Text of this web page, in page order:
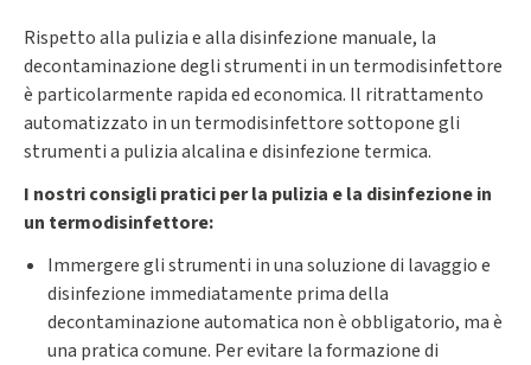
Rispetto alla pulizia e alla disinfezione manuale, la
decontaminazione degli strumenti in un termodisinfettore
è particolarmente rapida ed economica. Il ritrattamento
automatizzato in un termodisinfettore sottopone gli
strumenti a pulizia alcalina e disinfezione termica.
I nostri consigli pratici per la pulizia e la disinfezione in
un termodisinfettore:
Immergere gli strumenti in una soluzione di lavaggio e
disinfezione immediatamente prima della
decontaminazione automatica non è obbligatorio, ma è
una pratica comune. Per evitare la formazione di